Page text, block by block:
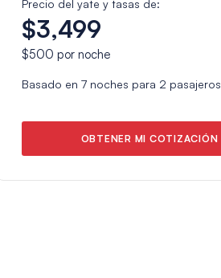
Precio del yate y tasas de:
$3,499
$500 por noche
Basado en 7 noches para 2 pasajeros
OBTENER MI COTIZACIÓN